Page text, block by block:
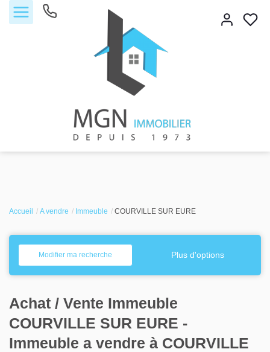
Acheter
Vendre
Louer
Nos agences
Contact
Accueil A vendre Immeuble COURVILLE SUR EURE
Modifier ma recherche Plus d'options
Achat / Vente Immeuble
COURVILLE SUR EURE -
Immeuble a vendre à COURVILLE